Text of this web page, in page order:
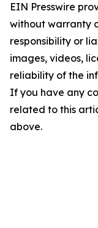
EIN Presswire
without warranty
responsibility or
images, videos,
reliability of the
If you have any
related to this
above.